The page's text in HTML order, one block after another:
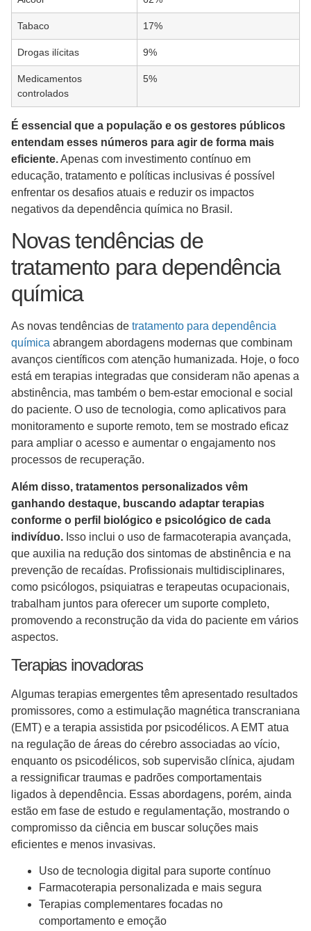
Tabaco 17%
Drogas ilícitas 9%
Medicamentos
controlados
5%
É essencial que a população e os gestores públicos
entendam esses números para agir de forma mais
eficiente.Apenas com investimento contínuo em
educação, tratamento e políticas inclusivas é possível
enfrentar os desafios atuais e reduzir os impactos
negativos da dependência química no Brasil.
Novas tendências de
tratamento para dependência
química
As novas tendências de tratamento para dependência
química abrangem abordagens modernas que combinam
avanços científicos com atenção humanizada. Hoje, o foco
está em terapias integradas que consideram não apenas a
abstinência, mas também o bem-estar emocional e social
do paciente. O uso de tecnologia, como aplicativos para
monitoramento e suporte remoto, tem se mostrado eficaz
para ampliar o acesso e aumentar o engajamento nos
processos de recuperação.
Além disso, tratamentos personalizados vêm
ganhando destaque, buscando adaptar terapias
conforme o perfil biológico e psicológico de cada
indivíduo. Isso inclui o uso de farmacoterapia avançada,
que auxilia na redução dos sintomas de abstinência e na
prevenção de recaídas. Profissionais multidisciplinares,
como psicólogos, psiquiatras e terapeutas ocupacionais,
trabalham juntos para oferecer um suporte completo,
promovendo a reconstrução da vida do paciente em vários
aspectos.
Terapias inovadoras
Algumas terapias emergentes têm apresentado resultados
promissores, como a estimulação magnética transcraniana
(EMT) e a terapia assistida por psicodélicos. A EMT atua
na regulação de áreas do cérebro associadas ao vício,
enquanto os psicodélicos, sob supervisão clínica, ajudam
a ressignificar traumas e padrões comportamentais
ligados à dependência. Essas abordagens, porém, ainda
estão em fase de estudo e regulamentação, mostrando o
compromisso da ciência em buscar soluções mais
eficientes e menos invasivas.
Uso de tecnologia digital para suporte contínuo
Farmacoterapia personalizada e mais segura
Terapias complementares focadas no
comportamento e emoção